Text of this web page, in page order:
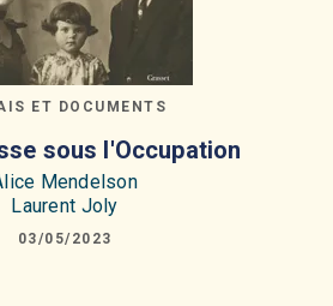
ET DOCUMENTS
sous l'Occupation
Mendelson
Laurent Joly
03/05/2023